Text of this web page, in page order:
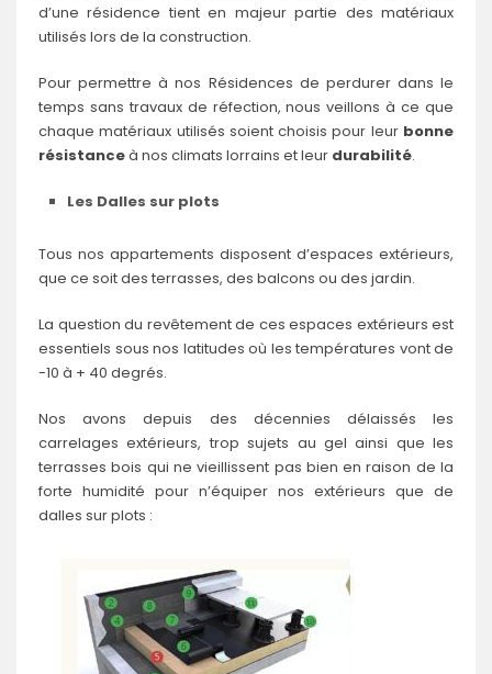
d’une résidence tient en majeur partie des matériaux
utilisés lors de la construction.
Pour permettre à nos Résidences de perdurer dans le
temps sans travaux de réfection, nous veillons à ce que
chaque matériaux utilisés soient choisis pour leur bonne
résistanceà nos climats lorrains et leur durabilité.
Les Dalles sur plots
Tous nos appartements disposent d’espaces extérieurs,
que ce soit des terrasses, des balcons ou des jardin.
La question du revêtement de ces espaces extérieurs est
essentiels sous nos latitudes où les températures vont de
-10 à + 40 degrés.
Nos avons depuis des décennies délaissés les
carrelages extérieurs, trop sujets au gel ainsi que les
terrasses bois qui ne vieillissent pas bien en raison de la
forte humidité pour n’équiper nos extérieurs que de
dalles sur plots :